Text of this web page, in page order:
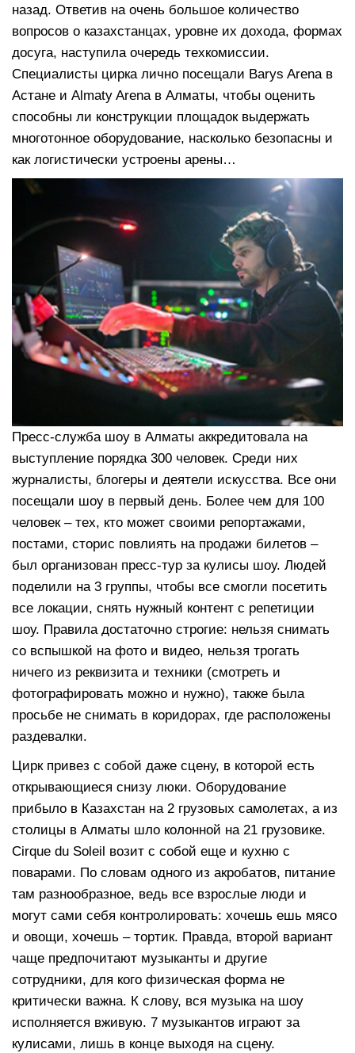
назад. Ответив на очень большое количество
вопросов о казахстанцах, уровне их дохода, формах
досуга, наступила очередь техкомиссии.
Специалисты цирка лично посещали Barys Arena в
Астане и Almaty Arena в Алматы, чтобы оценить
способны ли конструкции площадок выдержать
многотонное оборудование, насколько безопасны и
как логистически устроены арены…
Пресс-служба шоу в Алматы аккредитовала на
выступление порядка 300 человек. Среди них
журналисты, блогеры и деятели искусства. Все они
посещали шоу в первый день. Более чем для 100
человек – тех, кто может своими репортажами,
постами, сторис повлиять на продажи билетов –
был организован пресс-тур за кулисы шоу. Людей
поделили на 3 группы, чтобы все смогли посетить
все локации, снять нужный контент с репетиции
шоу. Правила достаточно строгие: нельзя снимать
со вспышкой на фото и видео, нельзя трогать
ничего из реквизита и техники (смотреть и
фотографировать можно и нужно), также была
просьбе не снимать в коридорах, где расположены
раздевалки.
Цирк привез с собой даже сцену, в которой есть
открывающиеся снизу люки. Оборудование
прибыло в Казахстан на 2 грузовых самолетах, а из
столицы в Алматы шло колонной на 21 грузовике.
Cirque du Soleil возит с собой еще и кухню с
поварами. По словам одного из акробатов, питание
там разнообразное, ведь все взрослые люди и
могут сами себя контролировать: хочешь ешь мясо
и овощи, хочешь – тортик. Правда, второй вариант
чаще предпочитают музыканты и другие
сотрудники, для кого физическая форма не
критически важна. К слову, вся музыка на шоу
исполняется вживую. 7 музыкантов играют за
кулисами, лишь в конце выходя на сцену.